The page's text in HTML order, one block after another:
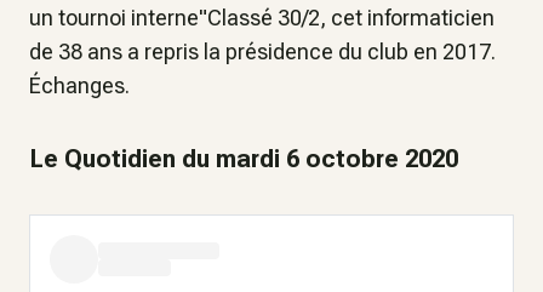
un tournoi interne"Classé 30/2, cet informaticien
de 38 ans a repris la présidence du club en 2017.
Échanges.
Le Quotidien du mardi 6 octobre 2020